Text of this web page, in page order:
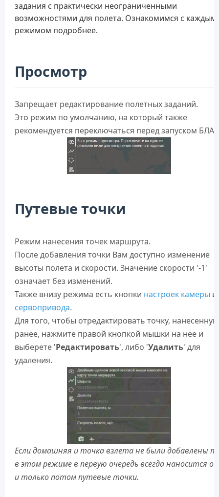
задания с практически неограниченными
возможностями для полета. Ознакомимся с каждым
режимом подробнее.
Просмотр
Запрещает редактирование полетных заданий.
Это режим по умолчанию, на который также
рекомендуется переключаться перед запуском БЛА.
Путевые точки
Режим нанесения точек маршрута.
После добавления точки Вам доступно изменение
высоты полета и скорости. Значение скорости '-1'
означает без изменений.
Также внизу режима есть кнопки настроек камеры и
сервопривода.
Для того, чтобы отредактировать точку, нанесенную
ранее, нажмите правой кнопкой мышки на нее и
выберете 'Редактировать', либо 'Удалить' для
удаления.
Если домашняя и точка взлета не были добавлены
в этом режиме в первую очередь всегда наносится
и только потом путевые точки.